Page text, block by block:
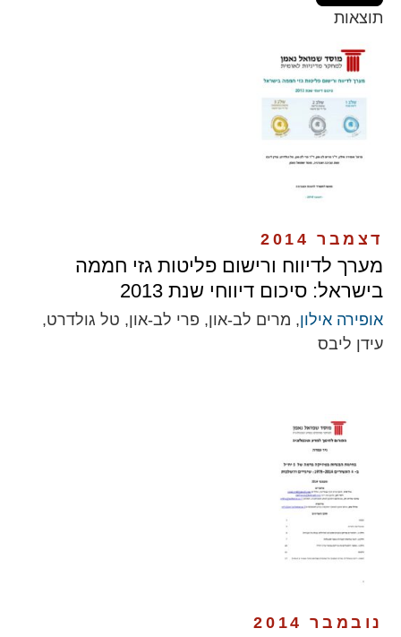
תוצאות
דצמבר 2014
מערך לדיווח ורישום פליטות גזי חממה
בישראל: סיכום דיווחי שנת 2013
אופירה אילון, מרים לב-און, פרי לב-און, טל גולדרט,
עידן ליבס
נובמבר 2014